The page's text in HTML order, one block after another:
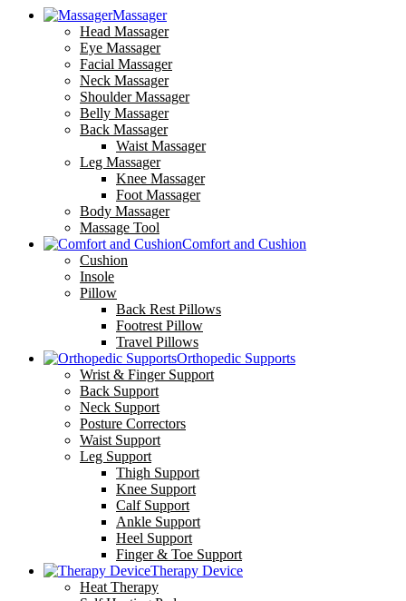
Massager
Head Massager
Eye Massager
Facial Massager
Neck Massager
Shoulder Massager
Belly Massager
Back Massager
Waist Massager
Leg Massager
Knee Massager
Foot Massager
Body Massager
Massage Tool
Comfort and Cushion
Cushion
Insole
Pillow
Back Rest Pillows
Footrest Pillow
Travel Pillows
Orthopedic Supports
Wrist & Finger Support
Back Support
Neck Support
Posture Correctors
Waist Support
Leg Support
Thigh Support
Knee Support
Calf Support
Ankle Support
Heel Support
Finger & Toe Support
Therapy Device
Heat Therapy